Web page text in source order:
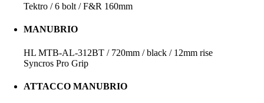
Tektro / 6 bolt / F&R 160mm
MANUBRIO
HL MTB-AL-312BT / 720mm / black / 12mm rise
Syncros Pro Grip
ATTACCO MANUBRIO